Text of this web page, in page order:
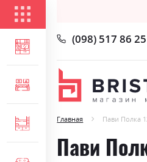
ГОСТИНАЯ
СПАЛЬНЯ
ДЕТСКАЯ
(098) 517 86 25
Главная Пави Полка
Пави